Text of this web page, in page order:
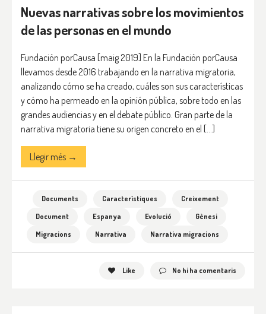
Nuevas narrativas sobre los movimientos
de las personas en el mundo
Fundación porCausa [maig 2019] En la Fundación porCausa
llevamos desde 2016 trabajando en la narrativa migratoria,
analizando cómo se ha creado, cuáles son sus características
y cómo ha permeado en la opinión pública, sobre todo en las
grandes audiencias y en el debate público. Gran parte de la
narrativa migratoria tiene su origen concreto en el […]
Llegir més →
Documents Característiques
Creixement
Document
Espanya Evolució
Gènesi
Migracions
Narrativa Narrativa migracions
Like No hi ha comentaris